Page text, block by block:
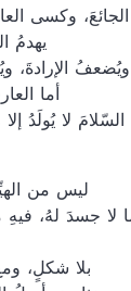
الجائعَ، وكسى
يهدمُ
ويُضعفُ الإرادةَ،
أما
السّلامَ لا يُولَدُ
ليس من
لا جسدَ لهُ، فيهِ
بلا شكلٍ،